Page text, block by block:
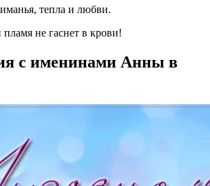
тепла и любви.
не гаснет в крови!
с именинами Анны в